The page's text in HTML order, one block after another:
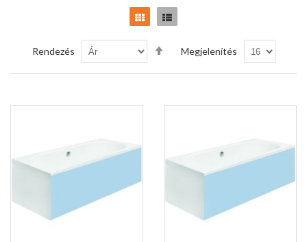
Rács Lista
Rendezés
Csökkenő
sorrendbe
Megjelenítés